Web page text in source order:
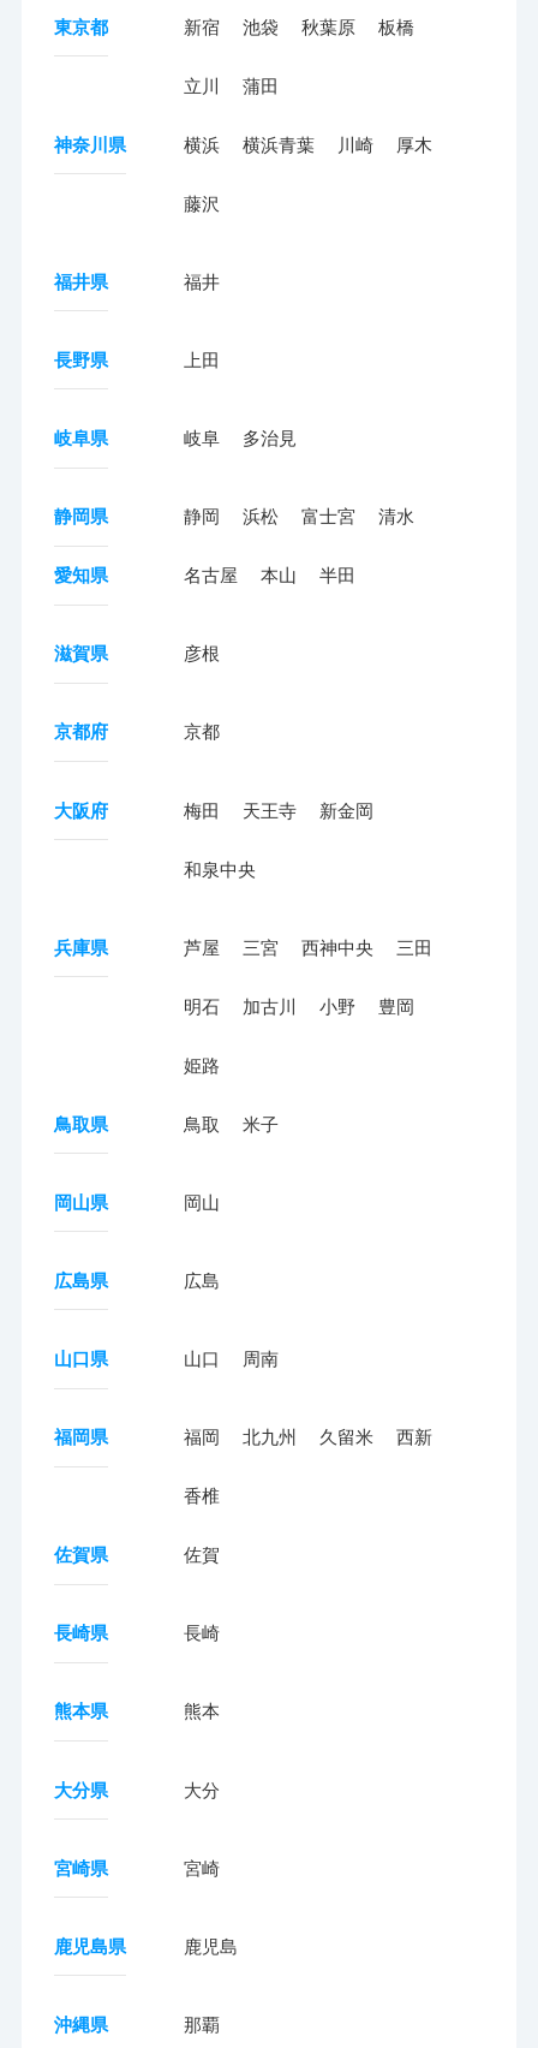
東京都 新宿 池袋 秋葉原 板橋
立川 蒲田
神奈川県 横浜 横浜青葉 川崎 厚木
藤沢
福井県 福井
長野県 上田
岐阜県 岐阜 多治見
静岡県 静岡 浜松 富士宮 清水
愛知県 名古屋 本山 半田
滋賀県 彦根
京都府 京都
大阪府 梅田 天王寺 新金岡
和泉中央
兵庫県 芦屋 三宮 西神中央 三田
明石 加古川 小野 豊岡
姫路
鳥取県 鳥取 米子
岡山県 岡山
広島県 広島
山口県 山口 周南
福岡県 福岡 北九州 久留米 西新
香椎
佐賀県 佐賀
長崎県 長崎
熊本県 熊本
大分県 大分
宮崎県 宮崎
鹿児島県 鹿児島
沖縄県 那覇